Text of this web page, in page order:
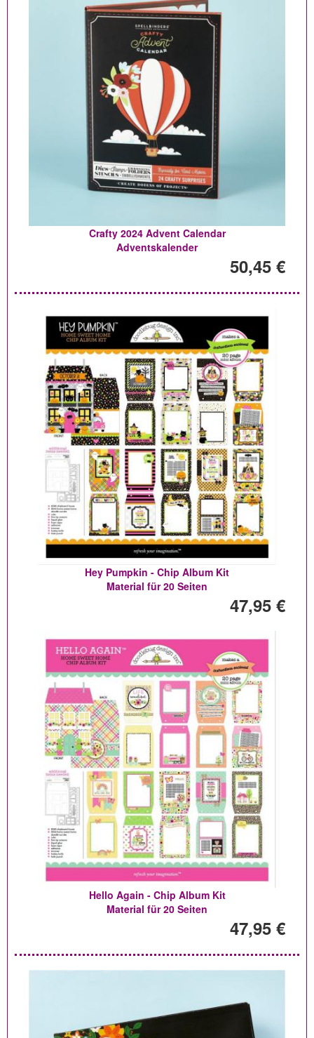
Crafty 2024 Advent Calendar
Adventskalender
50,45 €
Hey Pumpkin - Chip Album Kit
Material für 20 Seiten
47,95 €
Hello Again - Chip Album Kit
Material für 20 Seiten
47,95 €